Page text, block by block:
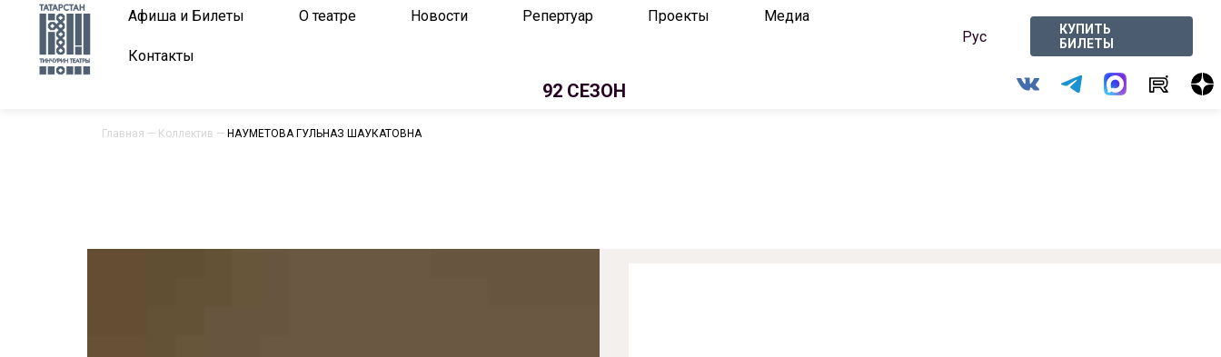
Афиша и Билеты О театре Новости Репертуар Проекты Медиа
Контакты
Рус
КУПИТЬ
БИЛЕТЫ
92 СЕЗОН
Главная — Коллектив — НАУМЕТОВА ГУЛЬНАЗ ШАУКАТОВНА